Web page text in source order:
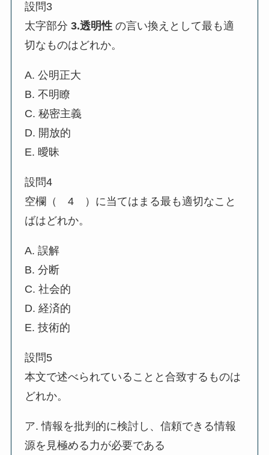
設問3
太字部分3.透明性 の言い換えとして最も適
切なものはどれか。
A. 公明正大
B. 不明瞭
C. 秘密主義
D. 開放的
E. 曖昧
設問4
空欄（ 4 ）に当てはまる最も適切なこと
ばはどれか。
A. 誤解
B. 分断
C. 社会的
D. 経済的
E. 技術的
設問5
本文で述べられていることと合致するものは
どれか。
ア. 情報を批判的に検討し、信頼できる情報
源を見極める力が必要である